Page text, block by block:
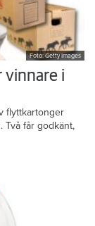
Foto: Getty Images
vinnare i
flyttkartonger
Två får godkänt,